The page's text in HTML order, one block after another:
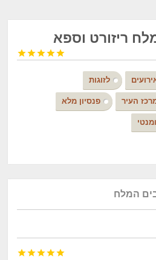
ריזורט וספא





לזוגות
העיר פנסיון מלא
המלח




